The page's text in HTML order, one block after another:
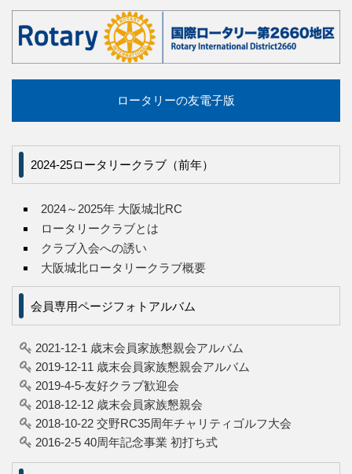
ロータリーの友電子版
2024-25ロータリークラブ（前年）
2024～2025年 大阪城北RC
ロータリークラブとは
クラブ入会への誘い
大阪城北ロータリークラブ概要
会員専用ページフォトアルバム
2021-12-1 歳末会員家族懇親会アルバム
2019-12-11 歳末会員家族懇親会アルバム
2019-4-5-友好クラブ歓迎会
2018-12-12 歳末会員家族懇親会
2018-10-22 交野RC35周年チャリティゴルフ大会
2016-2-5 40周年記念事業 初打ち式